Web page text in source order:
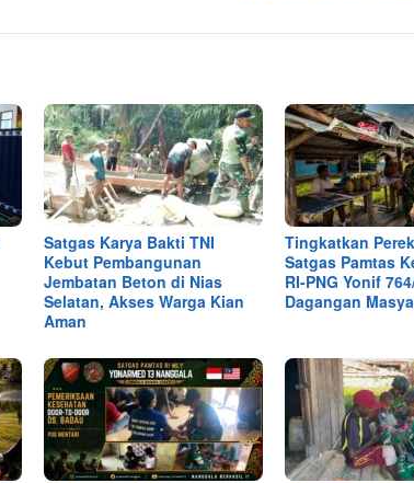
Satgas Karya Bakti TNI
Kebut Pembangunan
Jembatan Beton di Nias
Selatan, Akses Warga Kian
Aman
Tingkatkan
Satgas Pamtas
RI-PNG Yonif
Dagangan